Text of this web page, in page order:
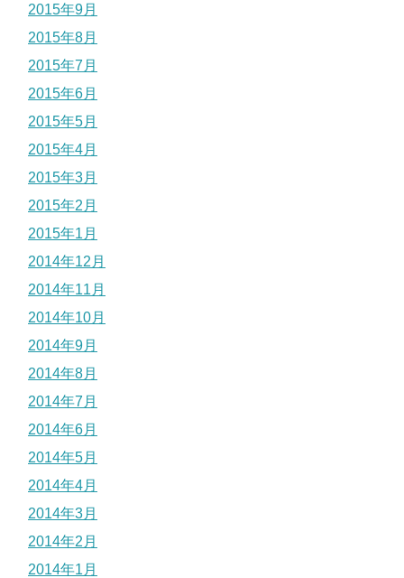
2015年9月
2015年8月
2015年7月
2015年6月
2015年5月
2015年4月
2015年3月
2015年2月
2015年1月
2014年12月
2014年11月
2014年10月
2014年9月
2014年8月
2014年7月
2014年6月
2014年5月
2014年4月
2014年3月
2014年2月
2014年1月